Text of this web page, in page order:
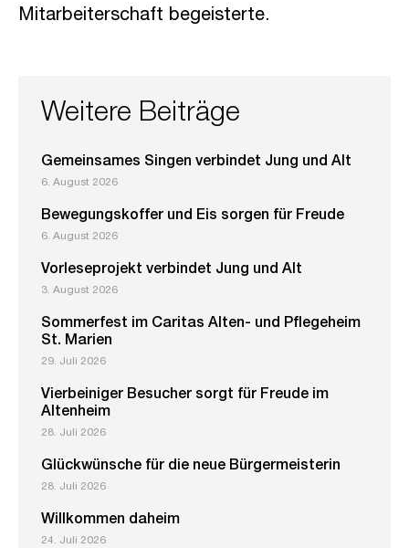
Mitarbeiterschaft begeisterte.
Weitere Beiträge
Gemeinsames Singen verbindet Jung und Alt
6. August 2026
Bewegungskoffer und Eis sorgen für Freude
6. August 2026
Vorleseprojekt verbindet Jung und Alt
3. August 2026
Sommerfest im Caritas Alten- und Pflegeheim
St. Marien
29. Juli 2026
Vierbeiniger Besucher sorgt für Freude im
Altenheim
28. Juli 2026
Glückwünsche für die neue Bürgermeisterin
28. Juli 2026
Willkommen daheim
24. Juli 2026